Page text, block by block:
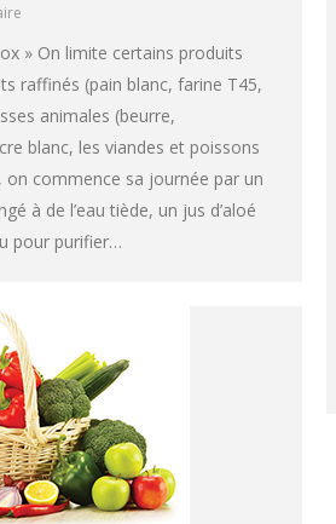
» On limite certains produits
raffinés (pain blanc, farine T45,
animales (beurre,
blanc, les viandes et poissons
on commence sa journée par un
à de l’eau tiède, un jus d’aloé
pour purifier…